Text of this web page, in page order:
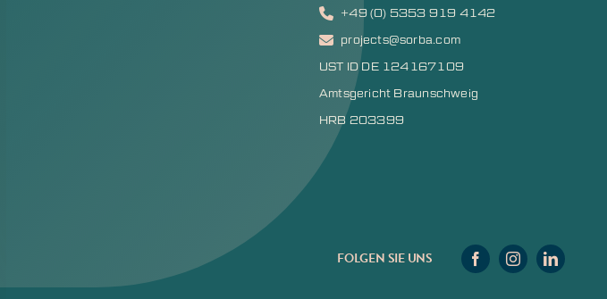
+49 (0) 5353 919 4142
projects@sorba.com
UST ID DE 124167109
Amtsgericht Braunschweig
HRB 203399
FOLGEN SIE UNS